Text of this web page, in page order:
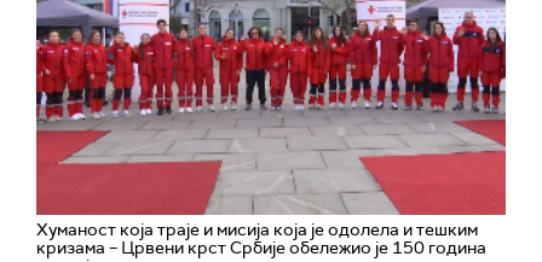
Хуманост која траје и мисија која је одолела и тешким
кризама – Црвени крст Србије обележио је 150 година